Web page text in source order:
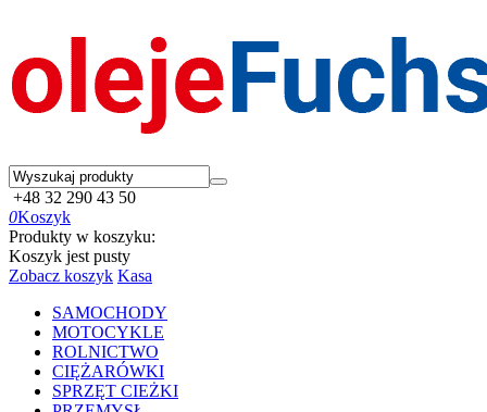
+48 32 290 43 50
0Koszyk
Produkty w koszyku:
Koszyk jest pusty
Zobacz koszyk Kasa
SAMOCHODY
MOTOCYKLE
ROLNICTWO
CIĘŻARÓWKI
SPRZĘT CIEŻKI